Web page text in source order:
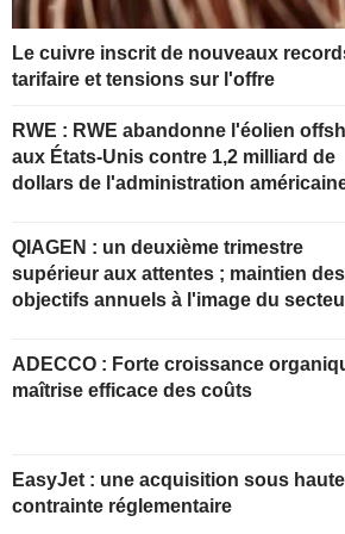
Le cuivre inscrit de nouveaux
tarifaire et tensions sur l'offre
RWE : RWE abandonne l'éolien offshore
aux États-Unis contre 1,2 milliard de
dollars de l'administration
QIAGEN : un deuxième trimestre
supérieur aux attentes ; maintien des
objectifs annuels à l'image du
ADECCO : Forte croissance organique et
maîtrise efficace des coûts
EasyJet : une acquisition sous haute
contrainte réglementaire